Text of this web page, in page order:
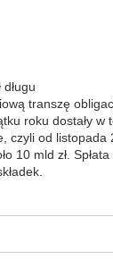
transzę
roku dostały w
od listopada
10 mld zł.